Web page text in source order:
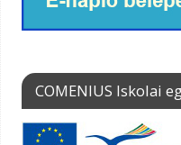
COMENIUS Iskolai